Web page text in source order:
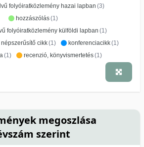
folyóiratközlemény hazai lapban (3)
hozzászólás(1)
folyóiratközlemény külföldi lapban (1)
cikk(1) konferenciacikk(1)
(1) recenzió, könyvismertetés(1)
megoszlása
szerint